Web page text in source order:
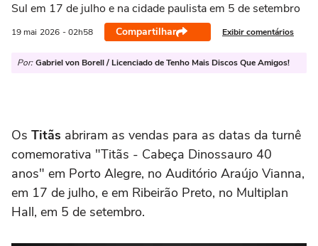
Sul em 17 de julho e na cidade paulista em 5 de setembro
19 mai 2026 - 02h58 Compartilhar Exibir comentários
Por: Gabriel von Borell / Licenciado de Tenho Mais Discos Que Amigos!
Os Titãs abriram as vendas para as datas da turnê
comemorativa "Titãs - Cabeça Dinossauro 40
anos" em Porto Alegre, no Auditório Araújo Vianna,
em 17 de julho, e em Ribeirão Preto, no Multiplan
Hall, em 5 de setembro.